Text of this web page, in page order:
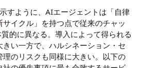
すように、AIエージェントは「自律
イクル」を持つ点で従来のチャッ
質的に異なる。導入によって得られる
い一方で、ハルシネーション・セ
のリスクも同様に大きい。以下の